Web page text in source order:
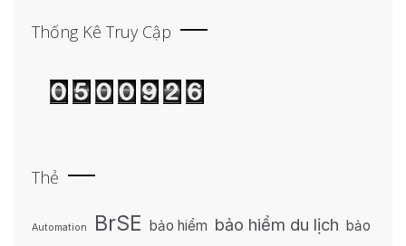
Thống Kê Truy Cập
Thẻ
Automation BrSE bảo hiểm bảo hiểm du lịch bảo